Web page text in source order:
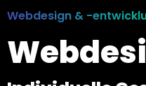
Webdesign & -